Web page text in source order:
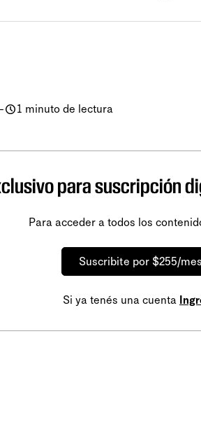
- 1 minuto de lectura
para suscripción
Para acceder a todos los
Suscribite por $255/mes
Si ya tenés una cuenta